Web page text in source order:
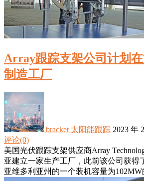
Array跟踪支架公司计划
制造工厂
bracket 太阳能跟踪 2023 年
评论(0)
美国光伏跟踪支架供应商Array
亚建立一家生产工厂，此前该公司获得
亚维多利亚州的一个装机容量为102MW